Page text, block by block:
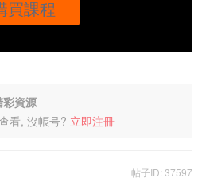
買課程
資源
看, 沒帳号? 立即注冊
帖子ID: 37597